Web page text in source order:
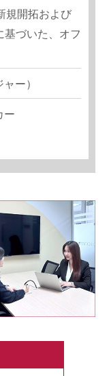
規開拓および
基づいた、オフ
ー）
ー